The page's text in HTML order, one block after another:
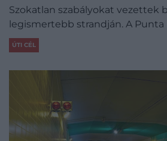
Szokatlan szabályokat vezettek
legismertebb strandján. A
ÚTI CÉL